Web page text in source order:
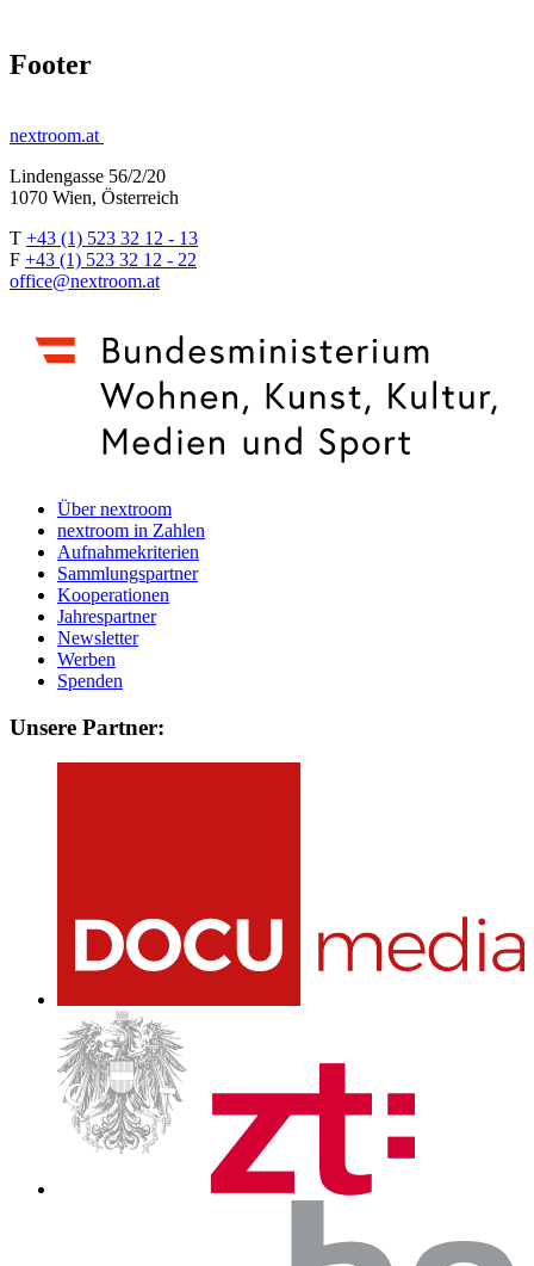
Footer
nextroom.at
Lindengasse 56/2/20
1070 Wien, Österreich
T +43 (1) 523 32 12 - 13
F +43 (1) 523 32 12 - 22
office@nextroom.at
Über nextroom
nextroom in Zahlen
Aufnahmekriterien
Sammlungspartner
Kooperationen
Jahrespartner
Newsletter
Werben
Spenden
Unsere Partner: